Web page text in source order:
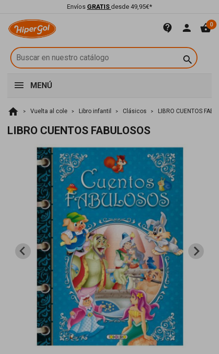
Envíos GRATIS desde 49,95€*
contact_support person shopping_basket0

MENÚ
home Vuelta al cole Libro infantil Clásicos LIBRO CUENTOS
LIBRO CUENTOS FABULOSOS